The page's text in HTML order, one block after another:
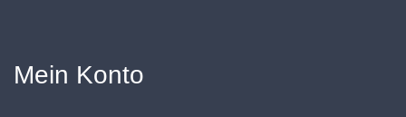
Mein Konto